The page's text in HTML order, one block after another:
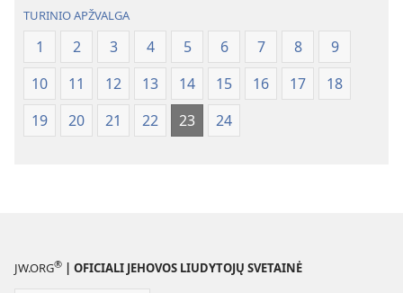
TURINIO APŽVALGA
1 2 3 4 5 6 7 8
9
10
11 12 13 14 15 16 17
18
19
20 21 22 23 24
JW.ORG® | OFICIALI JEHOVOS LIUDYTOJŲ SVETAINĖ